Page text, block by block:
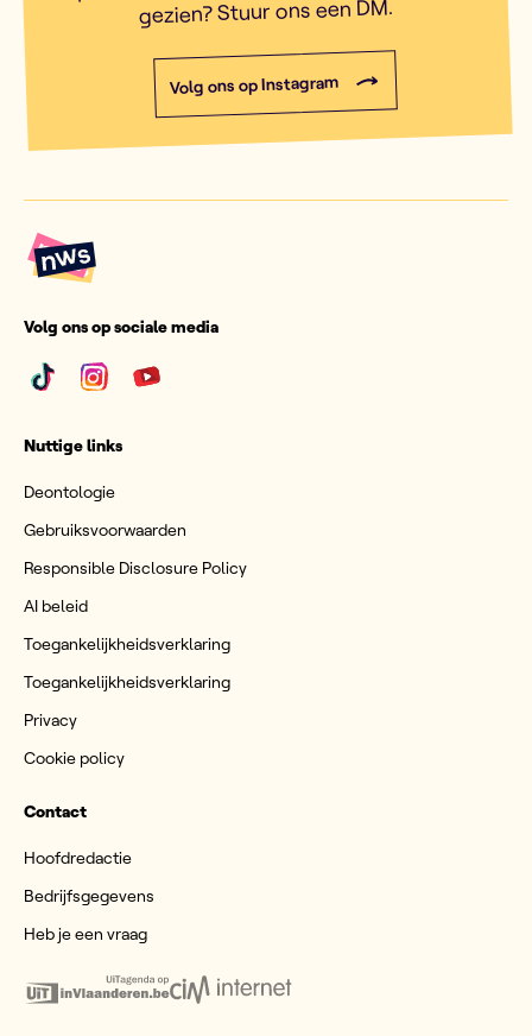
gezien? Stuur ons een DM.
Volg ons op Instagram
Volg ons op sociale media
Nuttige links
Deontologie
Gebruiksvoorwaarden
Responsible Disclosure Policy
AI beleid
Toegankelijkheidsverklaring
Toegankelijkheidsverklaring
Privacy
Cookie policy
Contact
Hoofdredactie
Bedrijfsgegevens
Heb je een vraag